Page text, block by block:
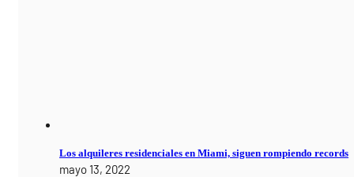
Los alquileres residenciales en Miami, siguen rompiendo records
mayo 13, 2022